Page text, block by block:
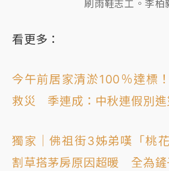
刷雨鞋志工。李柏
看更多：
今午前居家清淤100％達標
救災 季連成：中秋連假別進
獨家｜佛祖街3姊弟嘆「桃
割草搭茅房原因超暖 全為鏟